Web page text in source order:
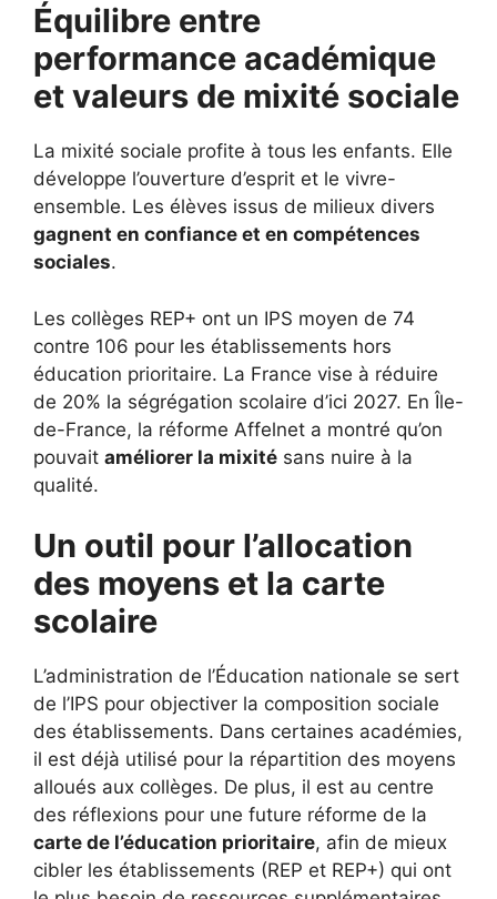
Équilibre entre
performance académique
et valeurs de mixité sociale
La mixité sociale profite à tous les enfants. Elle
développe l’ouverture d’esprit et le vivre-
ensemble. Les élèves issus de milieux divers
gagnent en confiance et en compétences
sociales.
Les collèges REP+ ont un IPS moyen de 74
contre 106 pour les établissements hors
éducation prioritaire. La France vise à réduire
de 20% la ségrégation scolaire d’ici 2027. En Île-
de-France, la réforme Affelnet a montré qu’on
pouvait améliorer la mixité sans nuire à la
qualité.
Un outil pour l’allocation
des moyens et la carte
scolaire
L’administration de l’Éducation nationale se sert
de l’IPS pour objectiver la composition sociale
des établissements. Dans certaines académies,
il est déjà utilisé pour la répartition des moyens
alloués aux collèges. De plus, il est au centre
des réflexions pour une future réforme de la
carte de l’éducation prioritaire, afin de mieux
cibler les établissements (REP et REP+) qui ont